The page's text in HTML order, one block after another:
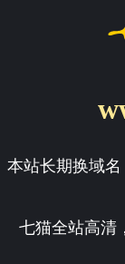
本站长期换域
七猫全站高清